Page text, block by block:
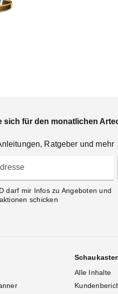
sich für den monatlichen
Ratgeber und mehr
darf mir Infos zu Angeboten und
schicken
Alle Inhalte